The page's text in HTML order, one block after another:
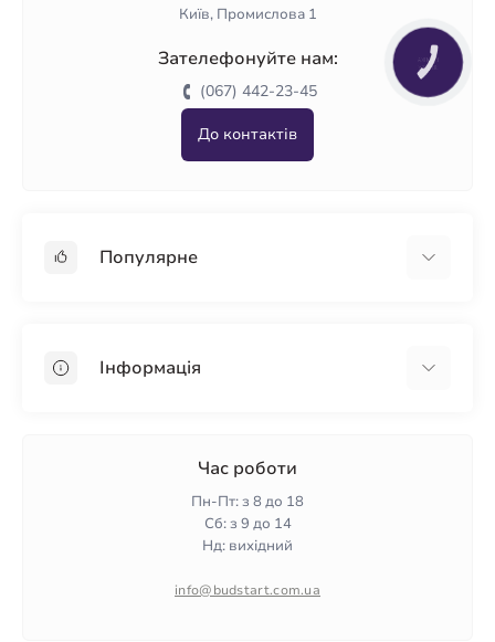
Київ, Промислова 1
Зателефонуйте нам:
(067) 442-23-45
До контактів
Популярне
ПінопластІнформація
Гарантія та повернення
Політика конфіденційності
Час роботи
Пн-Пт: з 8 до 18
Сб: з 9 до 14
Нд: вихідний
info@budstart.com.ua
КНОПКА
ЗВ'ЯЗКУ